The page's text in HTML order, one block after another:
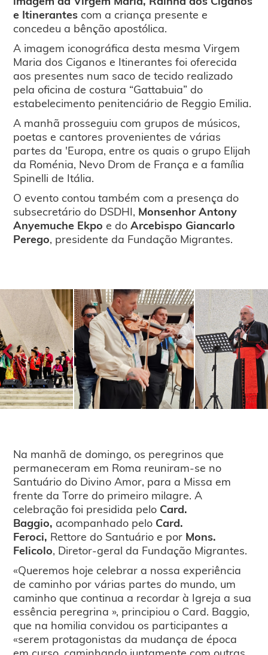
e Itinerantescom a criança presente e
concedeu a bênção apostólica.
A imagem iconográfica desta mesma Virgem
Maria dos Ciganos e Itinerantes foi oferecida
aos presentes num saco de tecido realizado
pela oficina de costura “Gattabuia” do
estabelecimento penitenciário de Reggio Emilia.
A manhã prosseguiu com grupos de músicos,
poetas e cantores provenientes de várias
partes da 'Europa, entre os quais o grupo Elijah
da Roménia, Nevo Drom de França e a família
Spinelli de Itália.
O evento contou também com a presença do
subsecretário do DSDHI, Monsenhor Antony
Anyemuche Ekpo e doArcebispo Giancarlo
Perego, presidente da Fundação Migrantes.
Na manhã de domingo, os peregrinos que
permaneceram em Roma reuniram-se no
Santuário do Divino Amor, para a Missa em
frente da Torre do primeiro milagre. A
celebração foi presidida pelo Card.
Baggio, acompanhado pelo Card.
Feroci, Rettore do Santuário e por Mons.
Felicolo, Diretor-geral da Fundação Migrantes.
«Queremos hoje celebrar a nossa experiência
de caminho por várias partes do mundo, um
caminho que continua a recordar à Igreja a sua
essência peregrina », principiou o Card. Baggio,
que na homilia convidou os participantes a
«serem protagonistas da mudança de época